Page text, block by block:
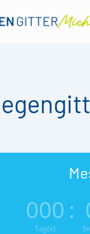
000
Tag(e)
: